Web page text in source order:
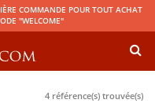
COMMANDE POUR TOUT ACHAT
"WELCOME"
4 référence(s) trouvée(s)